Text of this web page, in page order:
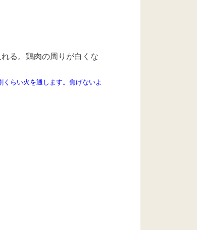
る。鶏肉の周りが白くな
らい火を通します。焦げないよ